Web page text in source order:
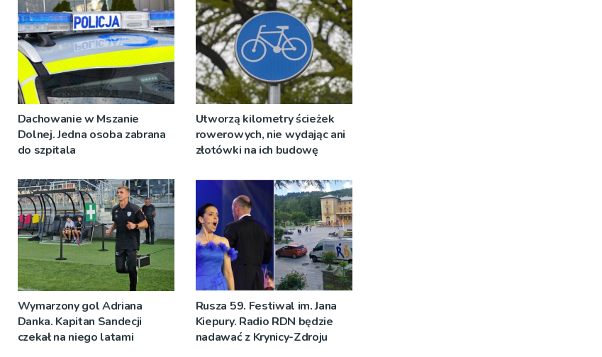
Dachowanie w Mszanie
Dolnej. Jedna osoba zabrana
do szpitala
Utworzą kilometry ścieżek
rowerowych, nie wydając ani
złotówki na ich budowę
Wymarzony gol Adriana
Danka. Kapitan Sandecji
czekał na niego latami
Rusza 59. Festiwal im. Jana
Kiepury. Radio RDN będzie
nadawać z Krynicy-Zdroju